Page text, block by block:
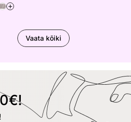
+
Vaata kõiki